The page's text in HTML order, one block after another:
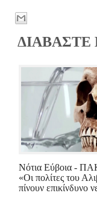
ΔΙΑΒΑΣΤΕ
Νότια Εύβοια -
«Οι πολίτες του
πίνουν επικίνδυνο